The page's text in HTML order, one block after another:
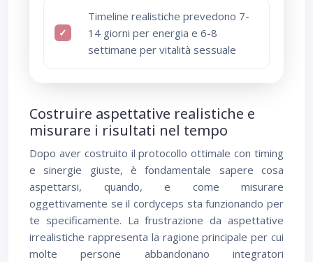
Timeline realistiche prevedono 7-
14 giorni per energia e 6-8
settimane per vitalità sessuale
Costruire aspettative realistiche e
misurare i risultati nel tempo
Dopo aver costruito il protocollo ottimale con timing
e sinergie giuste, è fondamentale sapere cosa
aspettarsi, quando, e come misurare
oggettivamente se il cordyceps sta funzionando per
te specificamente. La frustrazione da aspettative
irrealistiche rappresenta la ragione principale per cui
molte persone abbandonano integratori